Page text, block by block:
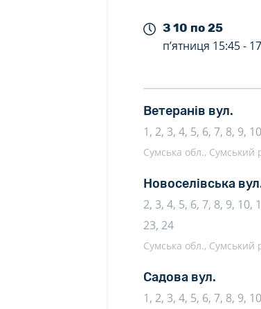
З 10 по 25
п’ятниця 15:45 -
Ветеранів вул.
1, 2, 3, 4, 5, 6, 7, 8, 9,
Сумська обл., Сумський
Новоселівська
2, 3, 4, 5, 6, 7, 8, 9, 10,
23, 24
Сумська обл., Сумський
Садова вул.
1, 2, 3, 4, 5, 6, 7, 8, 9,